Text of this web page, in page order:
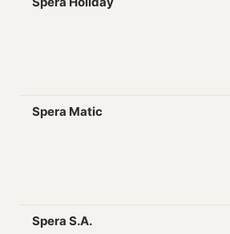
Spera Matic
Spera S.A.